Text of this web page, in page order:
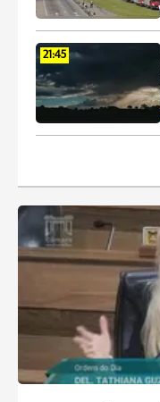
21:45